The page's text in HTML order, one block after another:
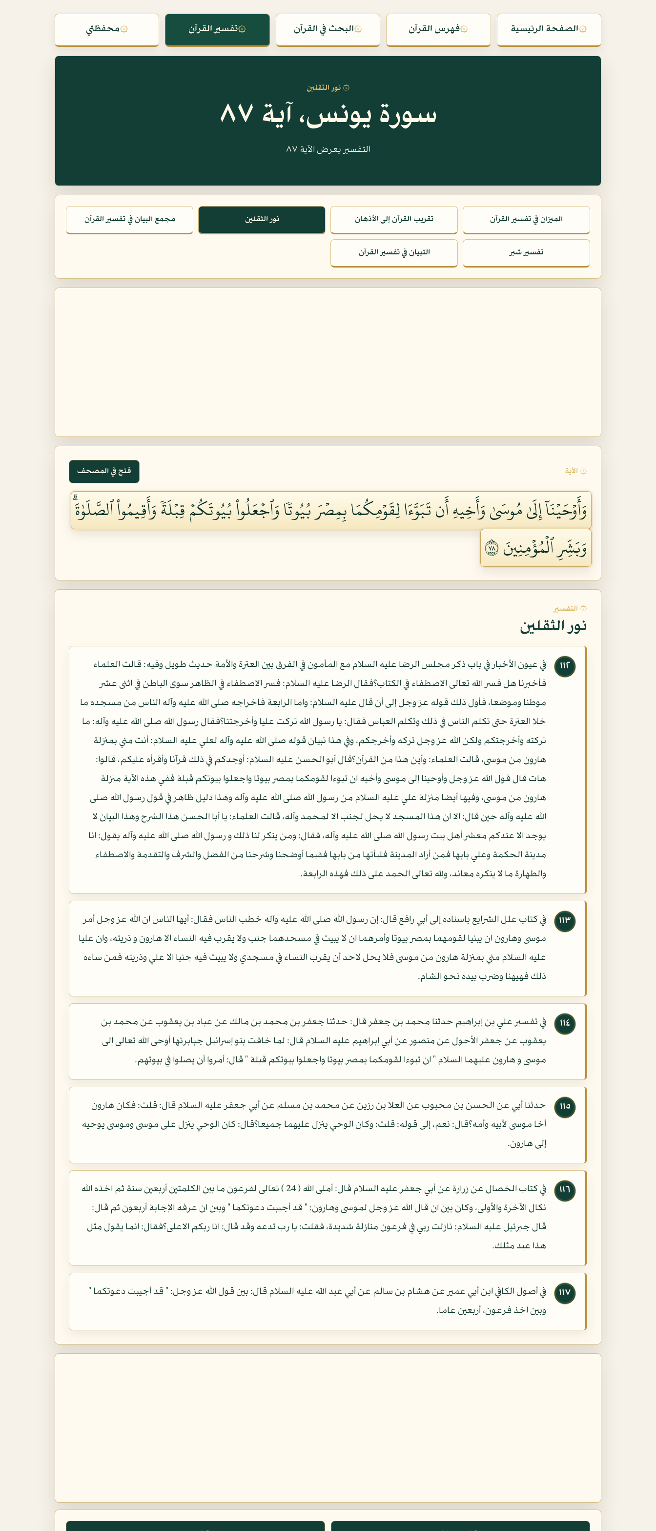
۞الصفحة الرئيسية ۞فهرس القرآن ۞البحث في القرآن ۞تفسير القرآن ۞محفظتي
۞ نور الثقلين
سورة يونس، آية ٨٧
التفسير يعرض الآية ٨٧
الميزان في تفسير القرآن تقريب القرآن إلى الأذهان نور الثقلين مجمع البيان في تفسير القرآن
تفسير شبر التبيان في تفسير القرآن
۞ الآية فتح في المصحف
وَأَوۡحَيۡنَآ إِلَىٰ مُوسَىٰ وَأَخِيهِ أَن تَبَوَّءَا لِقَوۡمِكُمَا بِمِصۡرَ بُيُوتٗا وَٱجۡعَلُواْ بُيُوتَكُمۡ قِبۡلَةٗ وَأَقِيمُواْ ٱلصَّلَوٰةَۗ
وَبَشِّرِ ٱلۡمُؤۡمِنِينَ ٨٧
۞ التفسير
نور الثقلين
١١٢
في عيون الأخبار في باب ذكر مجلس الرضا عليه السلام مع المأمون في الفرق بين العترة والأمة حديث طويل وفيه: قالت العلماء
فأخبرنا هل فسر الله تعالى الاصطفاء في الكتاب؟فقال الرضا عليه السلام: فسر الاصطفاء في الظاهر سوى الباطن في اثنى عشر
موطنا وموضعا، فأول ذلك قوله عز وجل إلى أن قال عليه السلام: واما الرابعة فاخراجه صلى الله عليه وآله الناس من مسجده ما
خلا العترة حتى تكلم الناس في ذلك وتكلم العباس فقال: يا رسول الله تركت عليا وأخرجتنا؟فقال رسول الله صلى الله عليه وآله: ما
تركته وأخرجتكم ولكن الله عز وجل تركه وأخرجكم، وفي هذا تبيان قوله صلى الله عليه وآله لعلي عليه السلام: أنت مني بمنزلة
هارون من موسى، قالت العلماء: وأين هذا من القرآن؟قال أبو الحسن عليه السلام: أوجدكم في ذلك قرآنا وأقرأه عليكم، قالوا:
هات قال قول الله عز وجل وأوحينا إلى موسى وأخيه ان تبوءا لقومكما بمصر بيوتا واجعلوا بيوتكم قبلة ففي هذه الآية منزلة
هارون من موسى، وفيها أيضا منزلة علي عليه السلام من رسول الله صلى الله عليه وآله وهذا دليل ظاهر في قول رسول الله صلى
الله عليه وآله حين قال: الا ان هذا المسجد لا يحل لجنب الا لمحمد وآله، قالت العلماء: يا أبا الحسن هذا الشرح وهذا البيان لا
يوجد الا عندكم معشر أهل بيت رسول الله صلى الله عليه وآله، فقال: ومن ينكر لنا ذلك و رسول الله صلى الله عليه وآله يقول: انا
مدينة الحكمة وعلي بابها فمن أراد المدينة فليأتها من بابها ففيما أوضحنا وشرحنا من الفضل والشرف والتقدمة والاصطفاء
والطهارة ما لا ينكره معاند، ولله تعالى الحمد على ذلك فهذه الرابعة.
١١٣
في كتاب علل الشرايع باسناده إلى أبي رافع قال: إن رسول الله صلى الله عليه وآله خطب الناس فقال: أيها الناس ان الله عز وجل أمر
موسى وهارون ان يبنيا لقومهما بمصر بيوتا وأمرهما ان لا يبيت في مسجدهما جنب ولا يقرب فيه النساء الا هارون و ذريته، وان عليا
عليه السلام مني بمنزلة هارون من موسى فلا يحل لاحد أن يقرب النساء في مسجدي ولا يبيت فيه جنبا الا علي وذريته فمن ساءه
ذلك فهيهنا وضرب بيده نحو الشام.
١١٤
في تفسير علي بن إبراهيم حدثنا محمد بن جعفر قال: حدثنا جعفر بن محمد بن مالك عن عباد بن يعقوب عن محمد بن
يعقوب عن جعفر الأحول عن منصور عن أبي إبراهيم عليه السلام قال: لما خافت بنو إسرائيل جبابرتها أوحى الله تعالى إلى
موسى و هارون عليهما السلام " ان تبوءا لقومكما بمصر بيوتا واجعلوا بيوتكم قبلة " قال: أمروا أن يصلوا في بيوتهم.
١١٥
حدثنا أبي عن الحسن بن محبوب عن العلا بن رزين عن محمد بن مسلم عن أبي جعفر عليه السلام قال: قلت: فكان هارون
أخا موسى لأبيه وأمه؟قال: نعم، إلى قوله: قلت: وكان الوحي ينزل عليهما جميعا؟قال: كان الوحي ينزل على موسى وموسى يوحيه
إلى هارون.
١١٦
في كتاب الخصال عن زرارة عن أبي جعفر عليه السلام قال: أملى الله ( 24 ) تعالى لفرعون ما بين الكلمتين أربعين سنة ثم اخذه الله
نكال الآخرة والأولى، وكان بين ان قال الله عز وجل لموسى وهارون: " قد أجيبت دعوتكما " وبين ان عرفه الإجابة أربعون ثم قال:
قال جبرئيل عليه السلام: نازلت ربي في فرعون منازلة شديدة، فقلت: يا رب تدعه وقد قال: انا ربكم الاعلى؟فقال: انما يقول مثل
هذا عبد مثلك.
١١٧
في أصول الكافي ابن أبي عمير عن هشام بن سالم عن أبي عبد الله عليه السلام قال: بين قول الله عز وجل: " قد أجيبت دعوتكما "
وبين اخذ فرعون، أربعين عاما.